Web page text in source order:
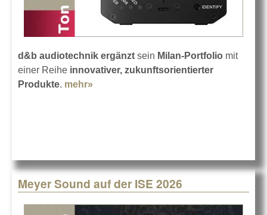
d&b audiotechnik ergänzt sein Milan-Portfolio mit
einer Reihe innovativer, zukunftsorientierter
Produkte. mehr»
Meyer Sound auf der ISE 2026